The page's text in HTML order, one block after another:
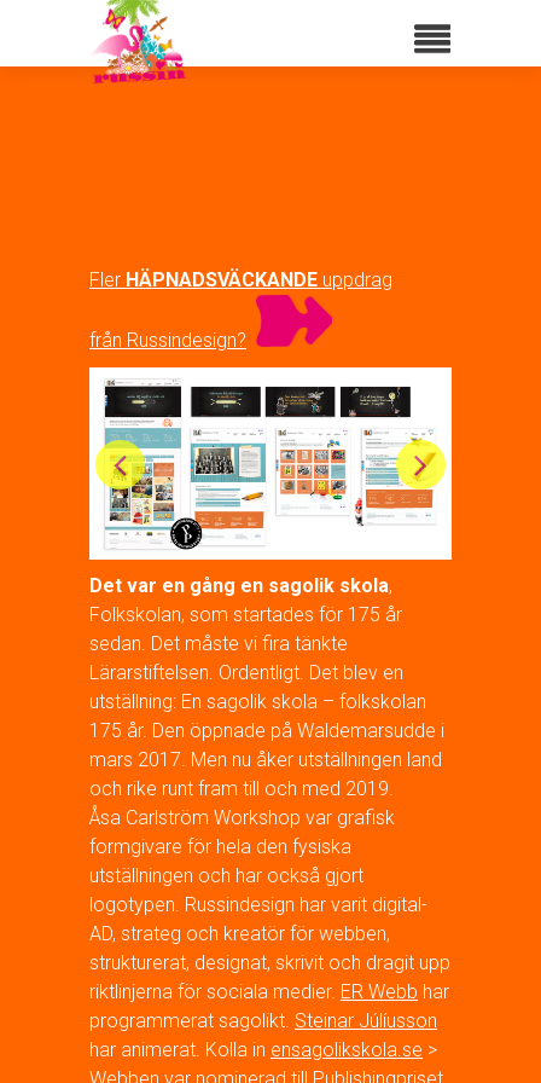
Fler HÄPNADSVÄCKANDE uppdrag
från Russindesign?
Det var en gång en sagolik skola,
Folkskolan, som startades för 175 år
sedan. Det måste vi fira tänkte
Lärarstiftelsen. Ordentligt. Det blev en
utställning: En sagolik skola – folkskolan
175 år. Den öppnade på Waldemarsudde i
mars 2017. Men nu åker utställningen land
och rike runt fram till och med 2019.
Åsa Carlström Workshop var grafisk
formgivare för hela den fysiska
utställningen och har också gjort
logotypen. Russindesign har varit digital-
AD, strateg och kreatör för webben,
strukturerat, designat, skrivit och dragit upp
riktlinjerna för sociala medier. ER Webb har
programmerat sagolikt. Steinar Júlíusson
har animerat. Kolla in ensagolikskola.se >